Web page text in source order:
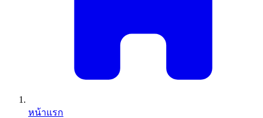
หน้าแรก